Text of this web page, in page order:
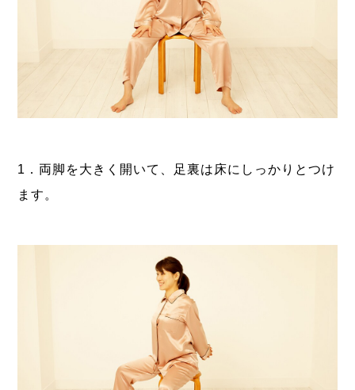
1．両脚を大きく開いて、足裏は床にしっかりとつけ
ます。